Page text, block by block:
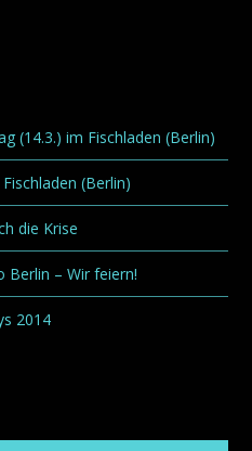
(14.3.) im Fischladen (Berlin)
(Berlin)
die Krise
Berlin – Wir feiern!
2014